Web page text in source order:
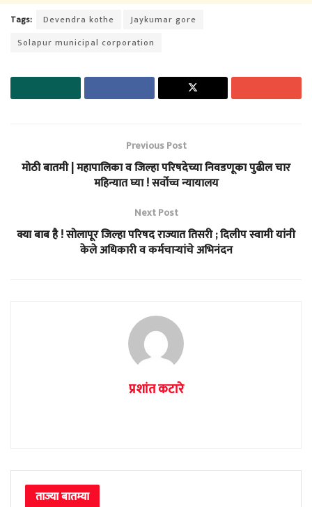
Tags: Devendra kothe
Jaykumar gore
Solapur municipal corporation
Previous Post
मोठी बातमी | महापालिका व जिल्हा परिषदेच्या निवडणूका पुढील चार
महिन्यात घ्या ! सर्वोच्च न्यायालय
Next Post
क्या बाब है ! सोलापूर जिल्हा परिषद राज्यात तिसरी ; दिलीप स्वामी यांनी
केले अधिकारी व कर्मचाऱ्यांचे अभिनंदन
प्रशांत कटारे
ताज्या बातम्या